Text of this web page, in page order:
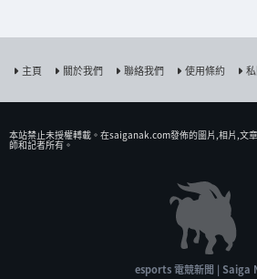
主頁 關於我們 聯絡我們 使用條約
本站禁止未授權𨍭載。在saiganak.com發佈的圖片,相片,文
師和記者所有。
esports 電競新聞 | Saiga